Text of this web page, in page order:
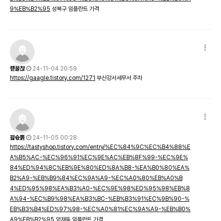
9%EB%B2%95 성북구 임플란트 가격
럗꿀챥
24-11-04 20:59
https://gaagle.tistory.com/1271 부산강서세무서 주차
끭슋뽉
24-11-05 00:28
https://tastyshop.tistory.com/entry/%EC%84%9C%EC%B4%88%E
A%B5%AC-%EC%96%91%EC%9E%AC%EB%8F%99-%EC%9E%
84%ED%94%8C%EB%9E%80%ED%8A%B8-%EA%B0%80%EA%
B2%A9-%EB%B9%84%EC%9A%A9-%EC%A0%80%EB%A0%B
4%ED%95%98%EA%B3%A0-%EC%9E%98%ED%95%98%EB%8
A%94-%EC%B9%98%EA%B3%BC-%EB%B3%91%EC%9B%90-%
EB%B3%B4%ED%97%98-%EC%A0%81%EC%9A%A9-%EB%B0%
A9%EB%B2%95 양재동 임플란트 가격